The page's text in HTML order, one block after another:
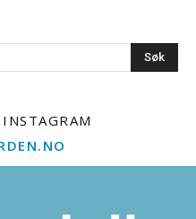
Søk